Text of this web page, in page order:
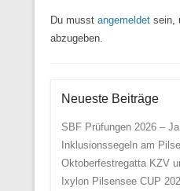
Du musst angemeldet sein,
abzugeben.
Neueste Beiträge
SBF Prüfungen 2026 –
Inklusionssegeln am
Oktoberfestregatta KZV
Ixylon Pilsensee CUP